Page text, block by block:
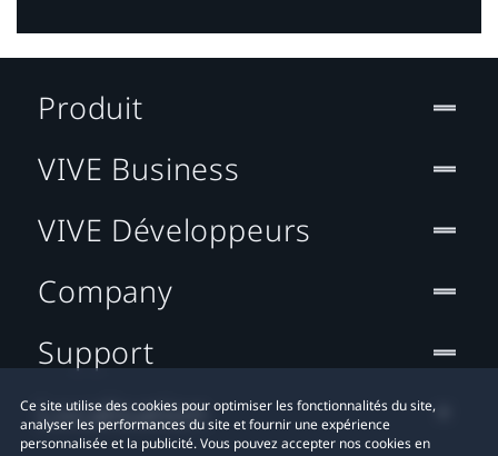
Ce site utilise des cookies pour optimiser les fonctionnalités du site,
analyser les performances du site et fournir une expérience
personnalisée et la publicité. Vous pouvez accepter nos cookies en
Produit
VIVE Business
VIVE Développeurs
Company
Support
Localisation